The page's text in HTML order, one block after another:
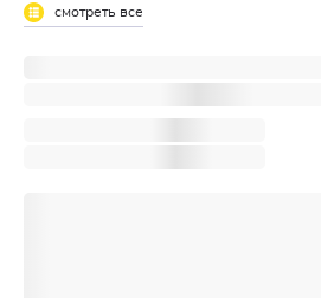
смотреть все